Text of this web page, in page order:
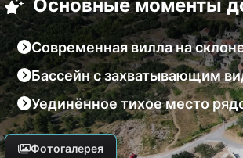
Основные моменты
Современная вилла на
Бассейн с захватывающим
Уединённое тихое место
Фотогалерея